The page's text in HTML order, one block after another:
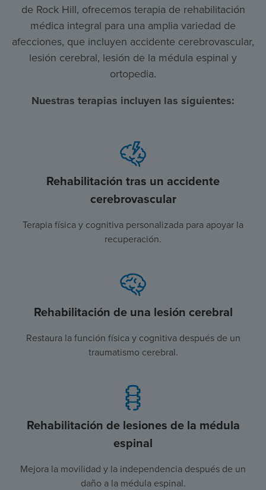
de Rock Hill, ofrecemos terapia de rehabilitación
médica integral para una amplia variedad de
afecciones, que incluyen accidente cerebrovascular,
lesión cerebral, lesión de la médula espinal y
ortopedia.
Nuestras terapias incluyen las siguientes:
Rehabilitación tras un accidente
cerebrovascular
Terapia física y cognitiva personalizada para apoyar la
recuperación.
Rehabilitación de una lesión cerebral
Restaura la función física y cognitiva después de un
traumatismo cerebral.
Rehabilitación de lesiones de la médula
espinal
Mejora la movilidad y la independencia después de un
daño a la médula espinal.